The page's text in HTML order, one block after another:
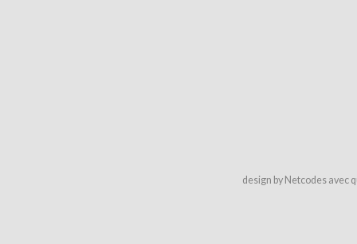
design by Netcodes avec